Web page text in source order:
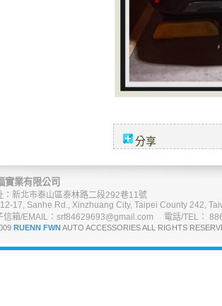
分享
實業有限公司
：新北市泰山區泰林路二段292巷11號
17, Sanhe Rd., Xinzhuang City, Taipei County 242,
信箱/EMAIL：srf84629693@gmail.com 電話/TEL：
RUENN FWNAUTO ACCESSORIES ALL RIGHTS